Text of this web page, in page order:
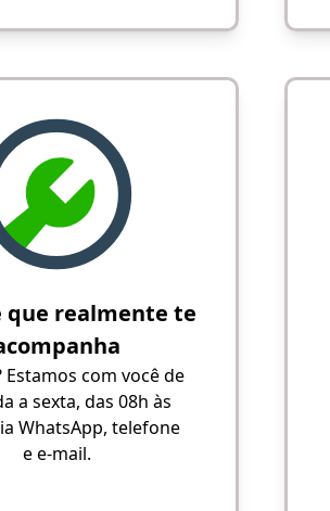
que realmente te
Estamos com você de
a sexta, das 08h às
WhatsApp, telefone
e e-mail.